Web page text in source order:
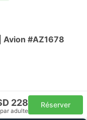
Avion #AZ1678
228
par adulte
Réserver